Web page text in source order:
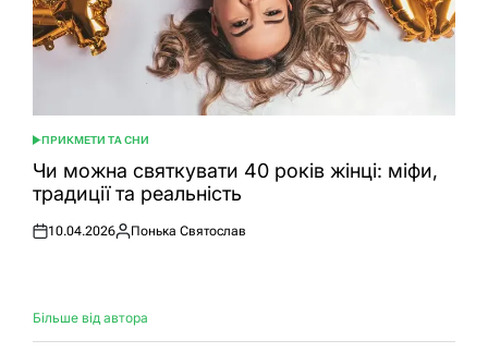
ОПУБЛІКУВАТИ
У
ПРИКМЕТИ ТА СНИ
Чи можна святкувати 40 років жінці: міфи,
традиції та реальність
Оприлюднено
10.04.2026
Опубліковано
Понька Святослав
Більше від автора